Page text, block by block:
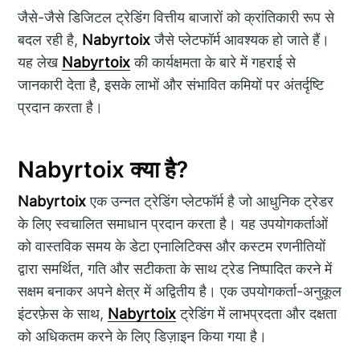
जैसे-जैसे डिजिटल ट्रेडिंग वित्तीय बाजारों को क्रांतिकारी रूप से
बदल रही है, Nabyrtoixजैसे प्लेटफॉर्म आवश्यक हो जाते हैं।
यह लेख Nabyrtoixकी कार्यक्षमता के बारे में गहराई से
जानकारी देता है, इसके लाभों और संभावित कमियों पर अंतर्दृष्टि
प्रदान करता है।
Nabyrtoix क्या है?
Nabyrtoixएक उन्नत ट्रेडिंग प्लेटफॉर्म है जो आधुनिक ट्रेडर
के लिए स्वचालित समाधान प्रदान करता है। यह उपयोगकर्ताओं
को वास्तविक समय के डेटा एनालिटिक्स और कस्टम रणनीतियों
द्वारा समर्थित, गति और सटीकता के साथ ट्रेड निष्पादित करने में
सक्षम बनाकर अपने क्षेत्र में अद्वितीय है। एक उपयोगकर्ता-अनुकूल
इंटरफ़ेस के साथ, Nabyrtoixट्रेडिंग में लाभप्रदता और दक्षता
को अधिकतम करने के लिए डिज़ाइन किया गया है।